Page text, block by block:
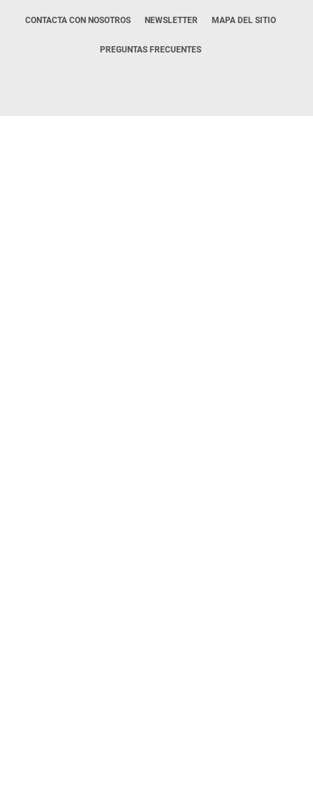
CONTACTA CON NOSOTROS NEWSLETTER MAPA DEL SITIO
PREGUNTAS FRECUENTES